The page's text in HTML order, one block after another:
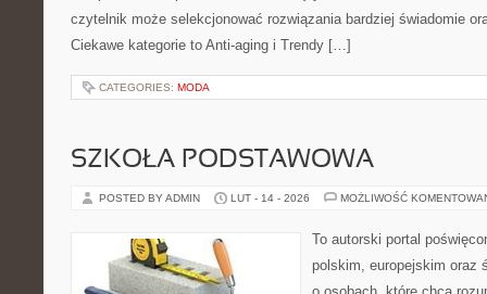
czytelnik może selekcjonować rozwiązania bardziej świadomie
Ciekawe kategorie to Anti-aging i Trendy […]
CATEGORIES: MODA
SZKOŁA PODSTAWOWA
POSTED BY ADMIN LUT - 14 - 2026 MOŻLIWOŚĆ
To autorski portal
polskim, europejskim oraz